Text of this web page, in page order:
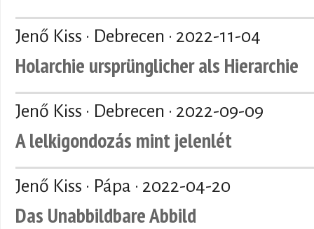
Jenő Kiss · Debrecen · 2022-11-04
Holarchie ursprünglicher als Hierarchie
Jenő Kiss · Debrecen · 2022-09-09
A lelkigondozás mint jelenlét
Jenő Kiss · Pápa · 2022-04-20
Das Unabbildbare Abbild